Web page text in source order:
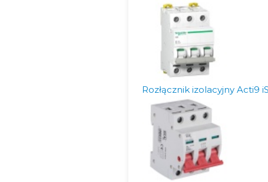
Rozłącznik izolacyjny Acti9